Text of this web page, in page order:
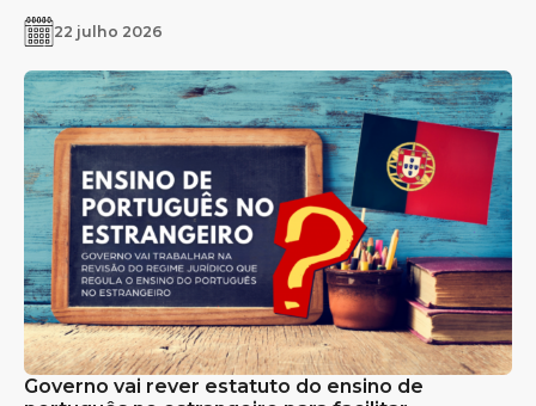
22 julho 2026
Governo vai rever estatuto do ensino de